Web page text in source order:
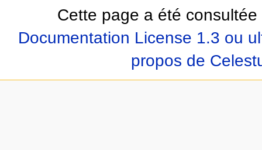
Cette page a été
Documentation License 1.3 ou
propos de